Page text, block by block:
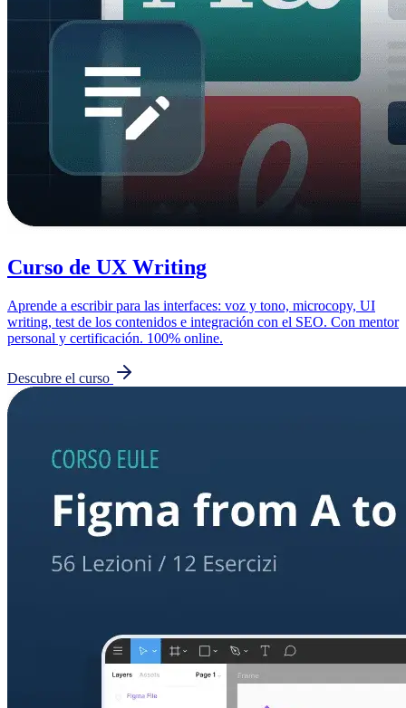
Curso de UX Writing
Aprende a escribir para las interfaces: voz y tono, microcopy, UI
writing, test de los contenidos e integración con el SEO. Con mentor
personal y certificación. 100% online.
Descubre el curso